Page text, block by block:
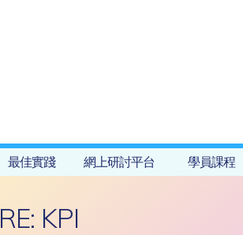
最佳實踐 網上研討平台 學員課程
RE: KPI